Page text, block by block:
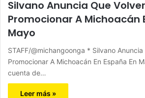
Silvano Anuncia Que
Promocionar A Michoacán
Mayo
STAFF/@michangoonga * Silvano
Promocionar A Michoacán En España En
cuenta de…
Leer más »